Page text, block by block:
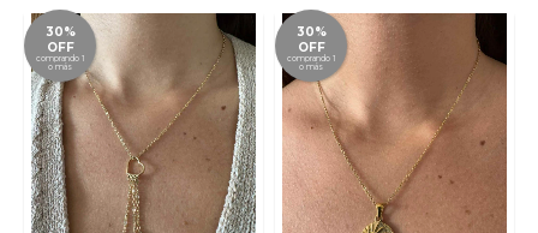
30%
OFF
comprando 1
o más
30%
OFF
comprando 1
o más